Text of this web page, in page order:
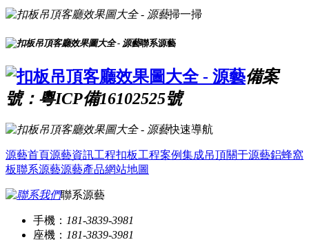
掃一掃
聯系源藝
備案
號：粵ICP備16102525號
快速導航
源藝首頁源藝資訊工程扣板工程案例集成吊頂關于源藝鋁蜂窩
板聯系源藝源藝產品網站地圖
聯系源藝
手機： 181-3839-3981
座機： 181-3839-3981